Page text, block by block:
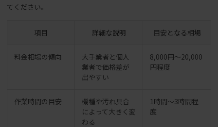
てください。
項目 詳細な説明 目安となる相場
料金相場の傾向
大手業者と個人
業者で価格差が
出やすい
8,000円〜20,000
円程度
作業時間の目安
機種や汚れ具合
によって大きく変
わる
1時間〜3時間程
度